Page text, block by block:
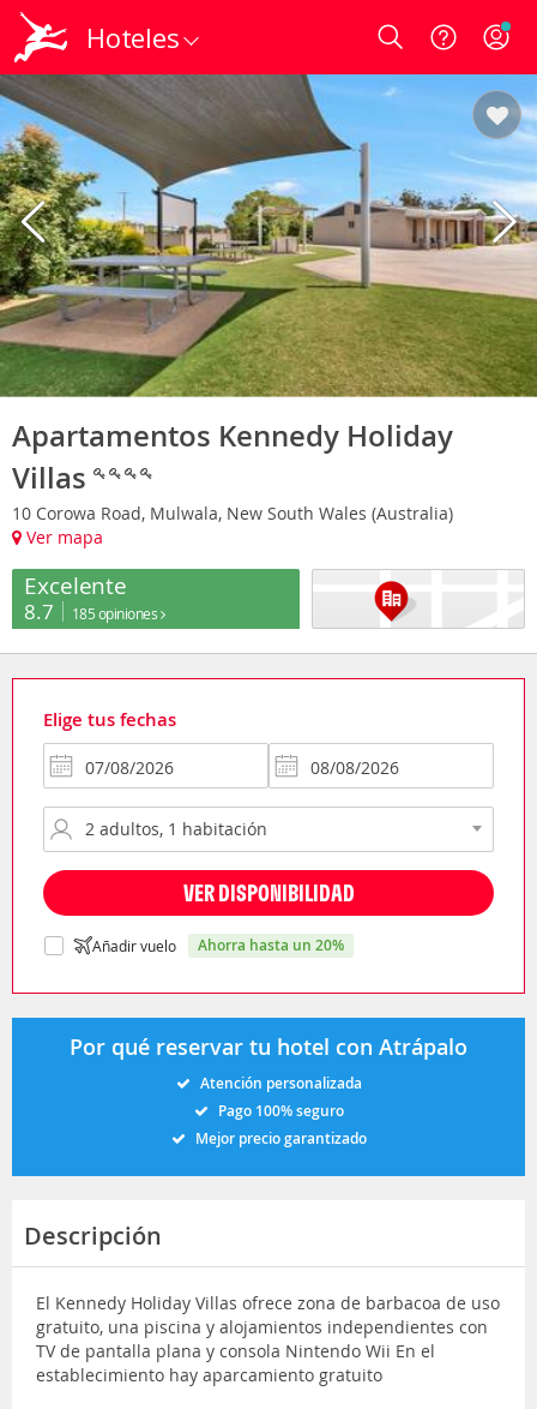
Hoteles Login
Apartamentos Kennedy Holiday
Villas
10 Corowa Road, Mulwala, New South Wales (Australia)
Ver mapa
Excelente
8.7 185 opiniones
Elige tus fechas
VER DISPONIBILIDAD
Añadir vuelo ahorra hasta un 20%
Por qué reservar tu hotel con Atrápalo
Atención personalizada
Pago 100% seguro
Mejor precio garantizado
Descripción
El Kennedy Holiday Villas ofrece zona de barbacoa de uso
gratuito, una piscina y alojamientos independientes con
TV de pantalla plana y consola Nintendo Wii En el
establecimiento hay aparcamiento gratuito